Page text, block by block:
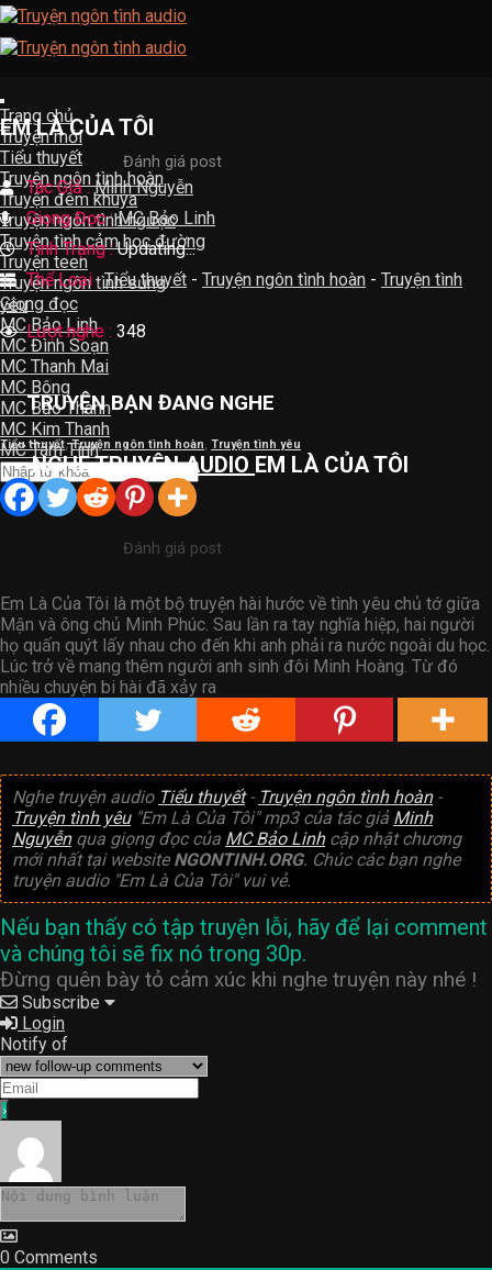
Skip
to
content
Trang chủ
Truyện mới
Tiểu thuyết
Truyện ngôn tình hoàn
Truyện đêm khuya
Truyện ngôn tình ngược
Truyện tình cảm học đường
Truyện teen
Truyện ngôn tình sủng
Giọng đọc
MC Bảo Linh
MC Đình Soạn
MC Thanh Mai
MC Bông
MC Bảo Thanh
MC Kim Thanh
MC Tâm Tình
EM LÀ CỦA TÔI
Đánh giá post
Tác Giả :Minh Nguyễn
Giọng Đọc :MC Bảo Linh
Tình Trạng :Updating...
Thể Loại :Tiểu thuyết - Truyện ngôn tình hoàn - Truyện tình
yêu
Lượt nghe : 348
TRUYỆN BẠN ĐANG NGHE
Tiểu thuyết,Truyện ngôn tình hoàn, Truyện tình yêu
NGHETRUYỆN AUDIO EM LÀ CỦA TÔI
Đánh giá post
Em Là Của Tôi là một bộ truyện hài hước về tình yêu chủ tớ giữa
Mận và ông chủ Minh Phúc. Sau lần ra tay nghĩa hiệp, hai người
họ quấn quýt lấy nhau cho đến khi anh phải ra nước ngoài du học.
Lúc trở về mang thêm người anh sinh đôi Minh Hoàng. Từ đó
nhiều chuyện bi hài đã xảy ra
Nghe truyện audio Tiểu thuyết- Truyện ngôn tình hoàn-
Truyện tình yêu"Em Là Của Tôi" mp3 của tác giả Minh
Nguyễnqua giọng đọc của MC Bảo Linhcập nhật chương
mới nhất tại website NGONTINH.ORG. Chúc các bạn nghe
truyện audio "Em Là Của Tôi" vui vẻ.
Nếu bạn thấy có tập truyện lỗi, hãy để lại comment
và chúng tôi sẽ fix nó trong 30p.
Đừng quên bày tỏ cảm xúc khi nghe truyện này nhé !
Subscribe
Login
Notify of
0 Comments